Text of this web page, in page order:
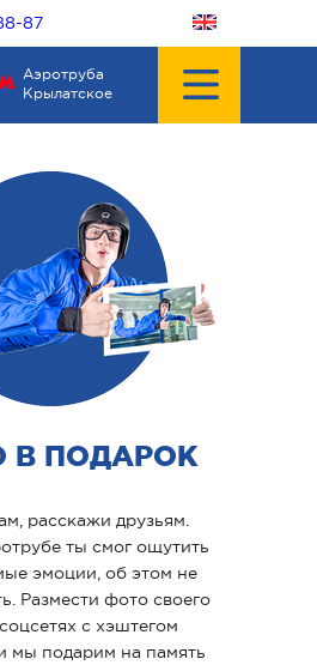
87
Аэротруба
Крылатское
В ПОДАРОК
расскажи друзьям.
ты смог ощутить
эмоции, об этом не
Размести фото своего
с хэштегом
мы подарим на память